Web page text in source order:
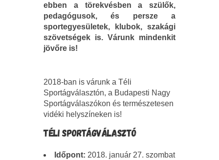
ebben a törekvésben a szülők,
pedagógusok, és persze a
sportegyesületek, klubok, szakági
szövetségek is. Várunk mindenkit
jövőre is!
2018-ban is várunk a Téli
Sportágválasztón, a Budapesti Nagy
Sportágválaszókon és természetesen
vidéki helyszíneken is!
TÉLI SPORTÁGVÁLASZTÓ
Időpont: 2018. január 27. szombat